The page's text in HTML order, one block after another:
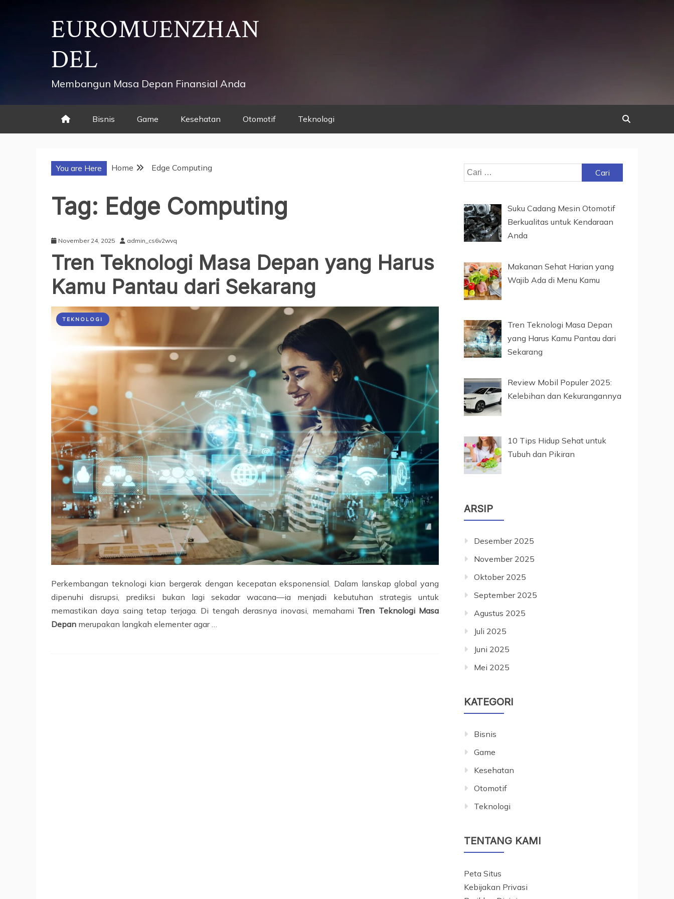
EUROMUENZHAN
DEL
Membangun Masa Depan Finansial Anda
Bisnis Game Kesehatan Otomotif Teknologi
You are Here Home Edge Computing
Tag: Edge Computing
November 24, 2025 admin_cs6v2wvq
Tren Teknologi Masa Depan yang Harus
Kamu Pantau dari Sekarang
TEKNOLOGI
Perkembangan teknologi kian bergerak dengan kecepatan eksponensial. Dalam lanskap global yang
dipenuhi disrupsi, prediksi bukan lagi sekadar wacana—ia menjadi kebutuhan strategis untuk
memastikan daya saing tetap terjaga. Di tengah derasnya inovasi, memahami Tren Teknologi Masa
Depan merupakan langkah elementer agar …
Cari
untuk:
Suku Cadang Mesin Otomotif
Berkualitas untuk Kendaraan
Anda
Makanan Sehat Harian yang
Wajib Ada di Menu Kamu
Tren Teknologi Masa Depan
yang Harus Kamu Pantau dari
Sekarang
Review Mobil Populer 2025:
Kelebihan dan Kekurangannya
10 Tips Hidup Sehat untuk
Tubuh dan Pikiran
ARSIP
Desember 2025
November 2025
Oktober 2025
September 2025
Agustus 2025
Juli 2025
Juni 2025
Mei 2025
KATEGORI
Bisnis
Game
Kesehatan
Otomotif
Teknologi
TENTANG KAMI
Peta Situs
Kebijakan Privasi